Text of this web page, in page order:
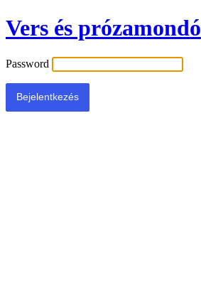
Vers és prózamondó
Password